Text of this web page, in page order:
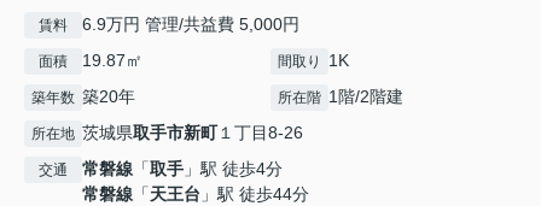
賃料 6.9万円 管理/共益費 5,000円
面積 19.87㎡ 間取り 1K
築年数 築20年 所在階 1階/2階建
所在地 茨城県取手市新町１丁目8-26
交通 常磐線 「取手 」駅 徒歩4分
常磐線 「天王台 」駅 徒歩44分